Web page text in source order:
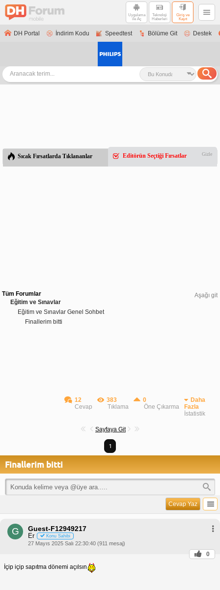
Uygulama
ile Aç
Teknoloji
Haberleri
Giriş ve
Kayıt
DH Portal İndirim Kodu Speedtest Bölüme Git Destek
Sıcak Fırsatlarda Tıklananlar Editörün Seçtiği Fırsatlar Gizle
Aşağı git
Tüm Forumlar
Eğitim ve Sınavlar
Eğitim ve Sınavlar Genel Sohbet
Finallerim bitti
12
Cevap
383
Tıklama
0
Öne Çıkarma
Daha
Fazla
İstatistik
Sayfaya Git
1
Finallerim bitti
Cevap Yaz
G Guest-F12949217
Er Konu Sahibi
27 Mayıs 2025 Salı 22:30:40 (911 mesaj)
0
İçip içip sapıtma dönemi açılsın